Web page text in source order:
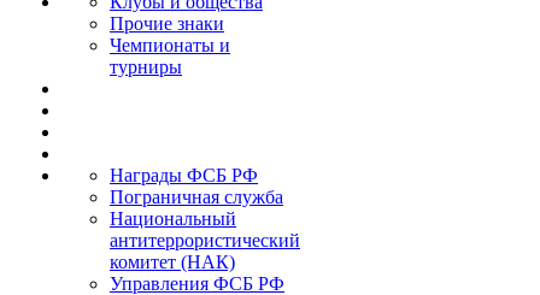
Прочие знаки
Чемпионаты и
турниры
Награды ФСБ РФ
Пограничная служба
Национальный
антитеррористический
комитет (НАК)
Управления ФСБ РФ